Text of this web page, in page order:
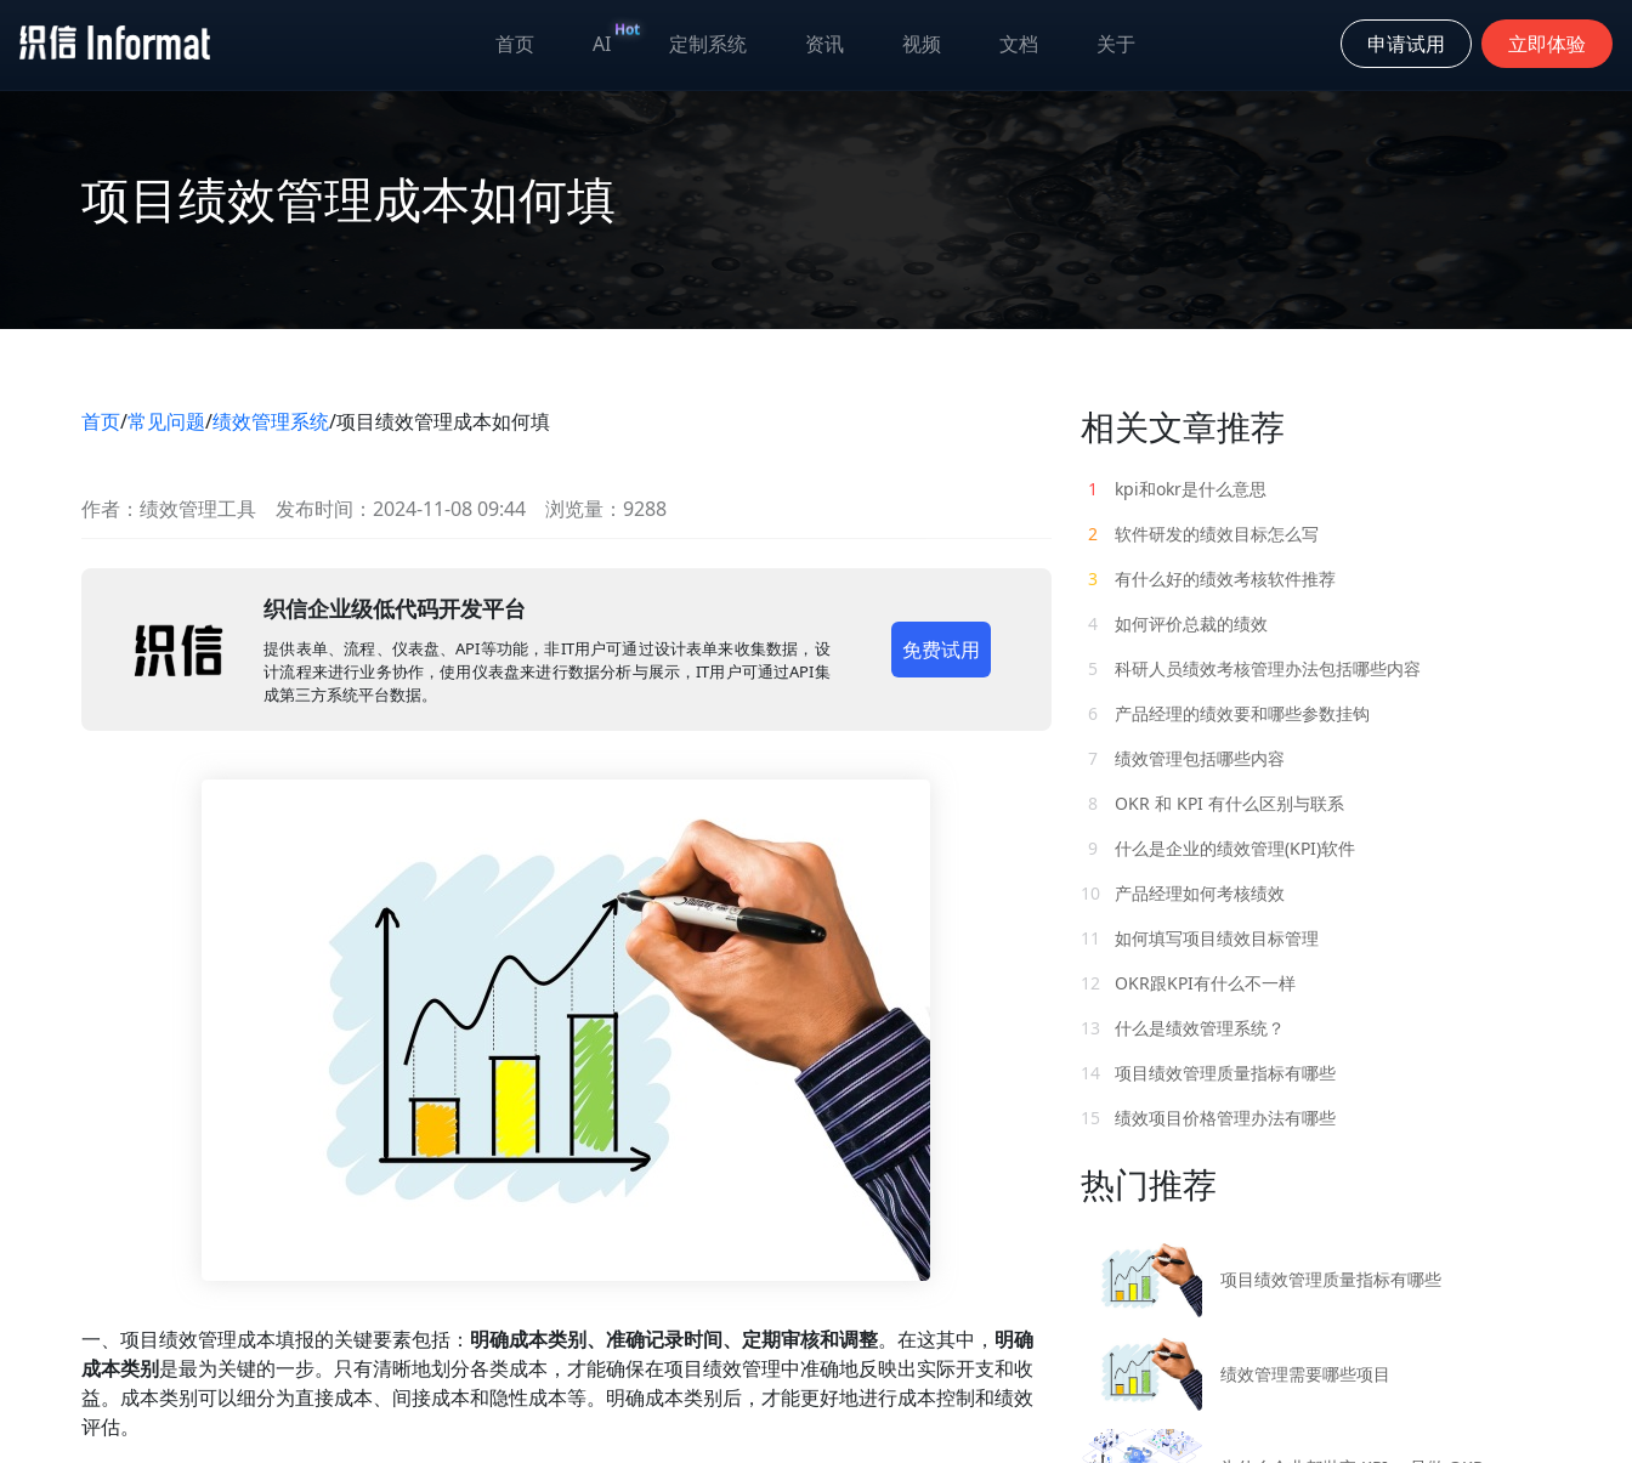
首页 AI
Hot
定制系统 资讯 视频 文档 关于 申请试用 立即体验
项目绩效管理成本如何填
首页/常见问题/绩效管理系统/项目绩效管理成本如何填
作者：绩效管理工具 发布时间：2024-11-08 09:44 浏览量：9288
织信企业级低代码开发平台
提供表单、流程、仪表盘、API等功能，非IT用户可通过设计表单来收集数据，设
计流程来进行业务协作，使用仪表盘来进行数据分析与展示，IT用户可通过API集
成第三方系统平台数据。
免费试用
一、项目绩效管理成本填报的关键要素包括： 明确成本类别、准确记录时间、定期审核和调整。在这其中， 明确
成本类别是最为关键的一步。只有清晰地划分各类成本，才能确保在项目绩效管理中准确地反映出实际开支和收
益。成本类别可以细分为直接成本、间接成本和隐性成本等。明确成本类别后，才能更好地进行成本控制和绩效
评估。
相关文章推荐
1
kpi和okr是什么意思
2
软件研发的绩效目标怎么写
3
有什么好的绩效考核软件推荐
4
如何评价总裁的绩效
5
科研人员绩效考核管理办法包括哪些内容
6
产品经理的绩效要和哪些参数挂钩
7
绩效管理包括哪些内容
8
OKR 和 KPI 有什么区别与联系
9
什么是企业的绩效管理(KPI)软件
10
产品经理如何考核绩效
11
如何填写项目绩效目标管理
12
OKR跟KPI有什么不一样
13
什么是绩效管理系统？
14
项目绩效管理质量指标有哪些
15
绩效项目价格管理办法有哪些
热门推荐
项目绩效管理质量指标有哪些
绩效管理需要哪些项目